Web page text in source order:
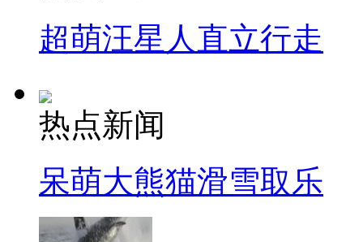
超萌汪星人直立行走
热点新闻
呆萌大熊猫滑雪取乐